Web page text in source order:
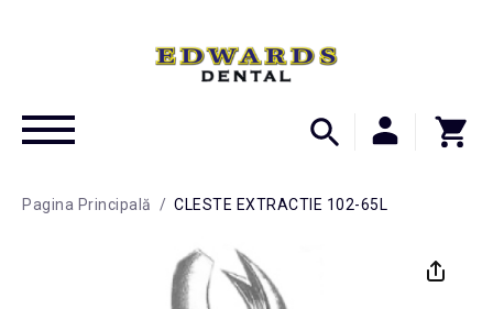
Pagina Principală / CLESTE EXTRACTIE 102-65L